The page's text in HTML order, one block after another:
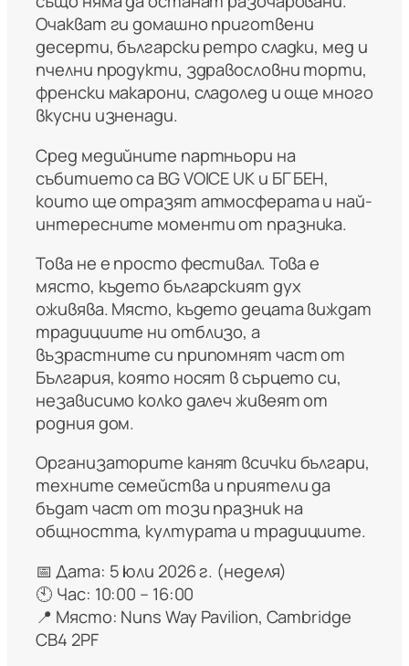
Очакват ги домашно приготвени
десерти, български ретро сладки, мед и
пчелни продукти, здравословни торти,
френски макарони, сладолед и още много
вкусни изненади.
Сред медийните партньори на
събитието са BG VOICE UK и БГ БЕН,
които ще отразят атмосферата и най-
интересните моменти от празника.
Това не е просто фестивал. Това е
място, където българският дух
оживява. Място, където децата виждат
традициите ни отблизо, а
възрастните си припомнят част от
България, която носят в сърцето си,
независимо колко далеч живеят от
родния дом.
Организаторите канят всички българи,
техните семейства и приятели да
бъдат част от този празник на
общността, културата и традициите.
📅 Дата: 5 юли 2026 г. (неделя)
🕙 Час: 10:00 – 16:00
📍 Място: Nuns Way Pavilion, Cambridge
CB4 2PF